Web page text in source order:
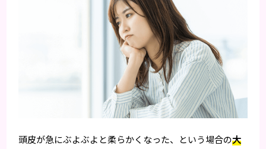
頭皮が急にぶよぶよと柔らかくなった、という場合の大